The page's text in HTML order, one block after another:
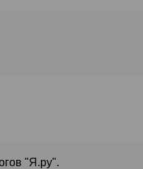
"Я.ру".